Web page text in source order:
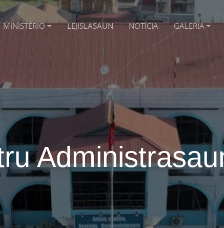
MINISTÉRIO LEJISLASAUN NOTÍCIA GALERIA